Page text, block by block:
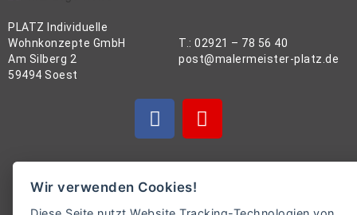
PLATZ Individuelle
Wohnkonzepte GmbH
Am Silberg 2
59494 Soest
T.: 02921 – 78 56 40
post@malermeister-platz.de
Haftungsausschluss
Wir verwenden Cookies!